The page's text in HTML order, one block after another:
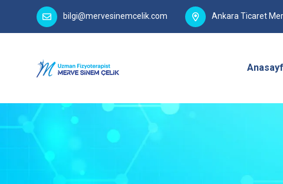
bilgi@mervesinemcelik.com Ankara Ticaret